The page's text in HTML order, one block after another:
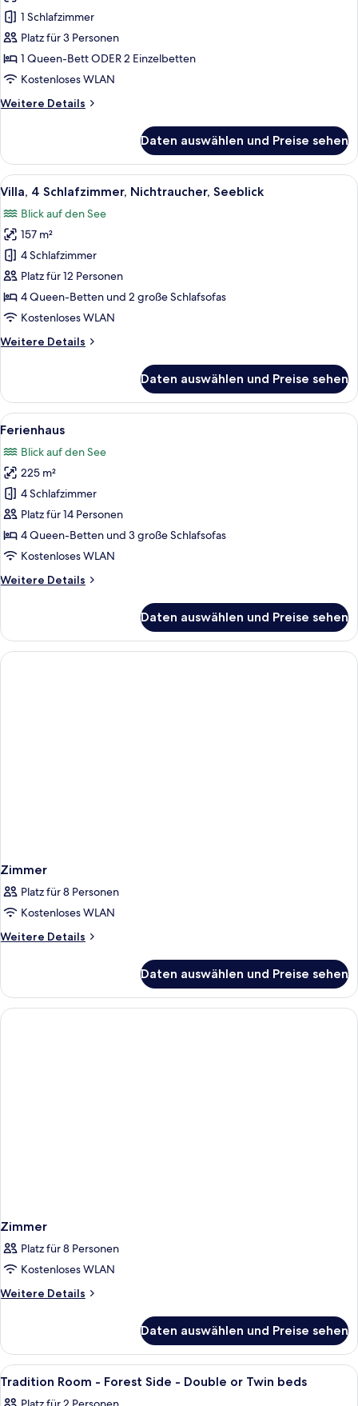
Zimmer
anzeigen
1 Schlafzimmer
Platz für 3 Personen
1 Queen-Bett ODER 2 Einzelbetten
Kostenloses WLAN
Weitere Details
Weitere
Zimmer
Daten auswählen und Preise sehen
Alle
Fotos
für
Villa,
4 Schlafzimmer,
Nichtraucher,
Seeblick
anzeigen
Ein Hotelzimmer mit einem Bett,
10
Villa, 4 Schlafzimmer, Nichtraucher, Seeblick
Blick auf den See
157 m²
4 Schlafzimmer
Platz für 12 Personen
4 Queen-Betten und 2 große Schlafsofas
Kostenloses WLAN
Weitere Details
Weitere
4 Schlafzimmer,
Nichtraucher,
Seeblick
Daten auswählen und Preise sehen
Alle
Fotos
für
Ferienhaus
anzeigen
Ein Schlafzimmer mit Dachfenster,
10
Ferienhaus
Blick auf den See
225 m²
4 Schlafzimmer
Platz für 14 Personen
4 Queen-Betten und 3 große Schlafsofas
Kostenloses WLAN
Weitere Details
Weitere
Daten auswählen und Preise sehen
Zimmer
Platz für 8 Personen
Kostenloses WLAN
Weitere Details
Weitere
Daten auswählen und Preise sehen
Zimmer
Platz für 8 Personen
Kostenloses WLAN
Weitere Details
Weitere
Daten auswählen und Preise sehen
Alle
Fotos
Ein Hotelzimmer mit einem Bett,
4
Tradition Room - Forest Side - Double or Twin beds